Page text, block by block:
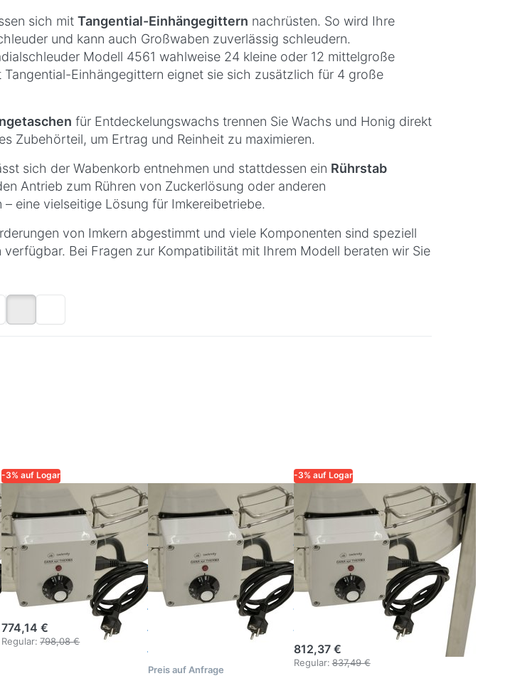
sich mit Tangential-Einhängegittern nachrüsten. So wird Ihre
und kann auch Großwaben zuverlässig schleudern.
Modell 4561 wahlweise 24 kleine oder 12 mittelgroße
Tangential-Einhängegittern eignet sie sich zusätzlich für 4 große
für Entdeckelungswachs trennen Sie Wachs und Honig direkt
Zubehörteil, um Ertrag und Reinheit zu maximieren.
sich der Wabenkorb entnehmen und stattdessen ein Rührstab
Antrieb zum Rühren von Zuckerlösung oder anderen
eine vielseitige Lösung für Imkereibetriebe.
von Imkern abgestimmt und viele Komponenten sind speziell
Bei Fragen zur Kompatibilität mit Ihrem Modell beraten wir Sie
-3% auf Logar
LOGAR – QUALITÄT UND
ZUVERLÄSSIGKEIT FÜR
IMKER
Bodenheizung
Ø 76 cm mit
Thermostat
und Montage
774,14 €
Regular: 798,08 €
LOGAR – QUALITÄT UND
ZUVERLÄSSIGKEIT FÜR
IMKER
Bodenheizung
für
Honigschleuder
ø 82 cm –
Thermostat &
Preis auf Anfrage
-3% auf Logar
LOGAR – QUALITÄT UND
ZUVERLÄSSIGKEIT FÜR
IMKER
Bodenheizung
ø 95–110 cm
mit
Thermostat
und Montage
812,37 €
Regular: 837,49 €